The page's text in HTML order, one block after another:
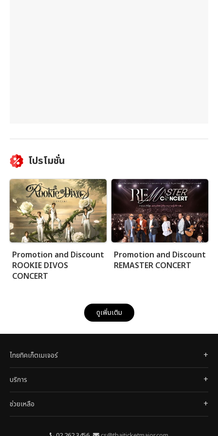
โปรโมชั่น
Promotion and Discount
ROOKIE DIVOS
CONCERT
Promotion and Discount
REMASTER CONCERT
ดูเพิ่มเติม
ไทยทิคเก็ตเมเจอร์
บริการ
ช่วยเหลือ